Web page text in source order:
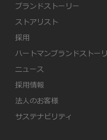
ブランドストーリー
ストアリスト
採用
ハートマンブランドストー
ニュース
採用情報
法人のお客様
サステナビリティ